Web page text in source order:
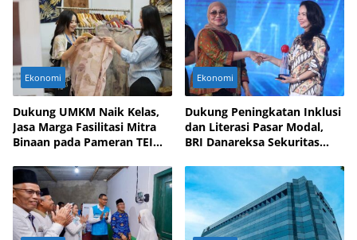
Ekonomi
Dukung UMKM Naik Kelas,
Jasa Marga Fasilitasi Mitra
Binaan pada Pameran TEI
Ekonomi
Dukung Peningkatan Inklusi
dan Literasi Pasar Modal,
BRI Danareksa Sekuritas